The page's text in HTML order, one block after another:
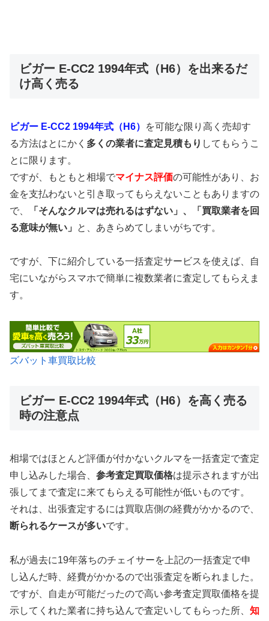
ビガー E-CC2 1994年式（H6）を出来るだ
け高く売る
ビガー E-CC2 1994年式（H6）
を可能な限り高く売却す
る方法はとにかく 多くの業者に査定見積もり してもらうこ
とに限ります。
ですが、もともと相場でマイナス評価の可能性があり、お
金を支払わないと引き取ってもらえないこともありますの
で、
「そんなクルマは売れるはずない」、「買取業者を回
る意味が無い」
と、あきらめてしまいがちです。
ですが、下に紹介している一括査定サービスを使えば、自
宅にいながらスマホで簡単に複数業者に査定してもらえま
す。
ズバット車買取比較
ビガー E-CC2 1994年式（H6）を高く売る
時の注意点
相場ではほとんど評価が付かないクルマを一括査定で査定
申し込みした場合、 参考査定買取価格は提示されますが出
張してまで査定に来てもらえる可能性が低いものです。
それは、出張査定するには買取店側の経費がかかるので、
断られるケースが多いです。
私が過去に19年落ちのチェイサーを上記の一括査定で申
し込んだ時、経費がかかるので出張査定を断られました。
ですが、自走が可能だったので高い参考査定買取価格を提
示してくれた業者に持ち込んで査定いしてもらった所、 知